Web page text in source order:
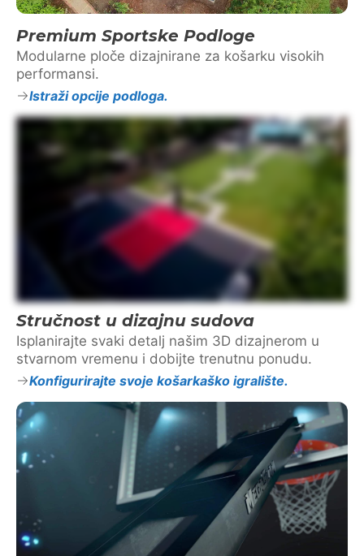
Premium Sportske Podloge
Modularne ploče dizajnirane za košarku visokih
performansi.
Istraži opcije podloga.
Stručnost u dizajnu sudova
Isplanirajte svaki detalj našim 3D dizajnerom u
stvarnom vremenu i dobijte trenutnu ponudu.
Konfigurirajte svoje košarkaško igralište.